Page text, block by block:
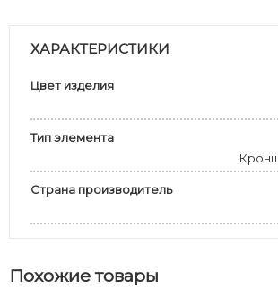
ХАРАКТЕРИСТИКИ
Цвет изделия
Тип элемента
Страна производитель
Похожие товары